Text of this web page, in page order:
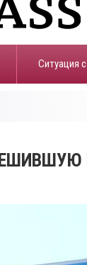
​Ситуация